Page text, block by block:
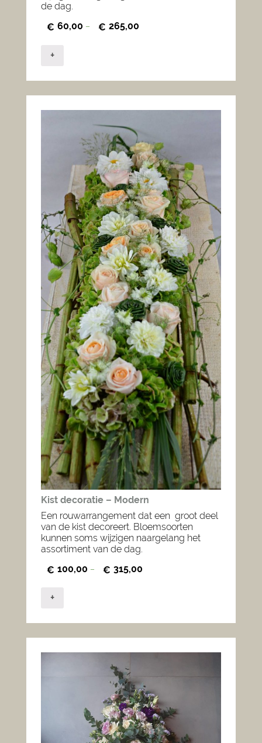
de dag.
€ 60,00 – € 265,00
+
Kist decoratie – Modern
Een rouwarrangement dat een groot deel
van de kist decoreert. Bloemsoorten
kunnen soms wijzigen naargelang het
assortiment van de dag.
€ 100,00 – € 315,00
+